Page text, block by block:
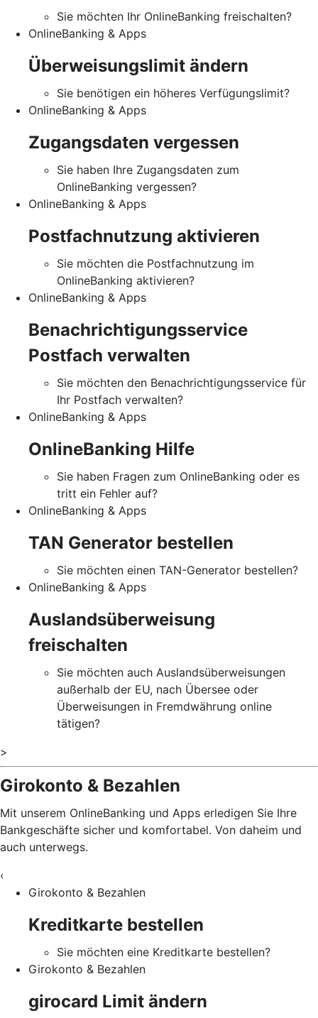
Sie möchten Ihr OnlineBanking freischalten?
OnlineBanking & Apps
Überweisungslimit ändern
Sie benötigen ein höheres Verfügungslimit?
OnlineBanking & Apps
Zugangsdaten vergessen
Sie haben Ihre Zugangsdaten zum
OnlineBanking vergessen?
OnlineBanking & Apps
Postfachnutzung aktivieren
Sie möchten die Postfachnutzung im
OnlineBanking aktivieren?
OnlineBanking & Apps
Benachrichtigungsservice
Postfach verwalten
Sie möchten den Benachrichtigungsservice für
Ihr Postfach verwalten?
OnlineBanking & Apps
OnlineBanking Hilfe
Sie haben Fragen zum OnlineBanking oder es
tritt ein Fehler auf?
OnlineBanking & Apps
TAN Generator bestellen
Sie möchten einen TAN-Generator bestellen?
OnlineBanking & Apps
Auslandsüberweisung
freischalten
Sie möchten auch Auslandsüberweisungen
außerhalb der EU, nach Übersee oder
Überweisungen in Fremdwährung online
tätigen?
>
Girokonto & Bezahlen
Mit unserem OnlineBanking und Apps erledigen Sie Ihre
Bankgeschäfte sicher und komfortabel. Von daheim und
auch unterwegs.
‹
Girokonto & Bezahlen
Kreditkarte bestellen
Sie möchten eine Kreditkarte bestellen?
Girokonto & Bezahlen
girocard Limit ändern